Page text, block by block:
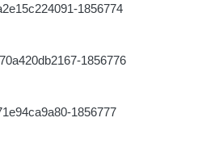
1856774
1856776
1856777